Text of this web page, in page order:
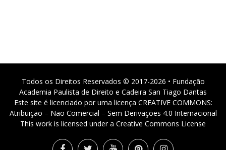
Todos os Direitos Reservados © 2017-2026 • Fundação
Academia Paulista de Direito e Cadeira San Tiago Dantas
Este site é licenciado por uma licença CREATIVE COMMONS:
Atribuição – Não Comercial – Sem Derivações 4.0 Internacional
This work is licensed under a Creative Commons License